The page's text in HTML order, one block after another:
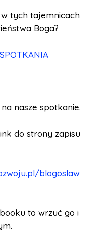
tych tajemnicach
Boga?
nasze spotkanie.
do strony zapisu na
blogoslawieni-
to wrzuć go i